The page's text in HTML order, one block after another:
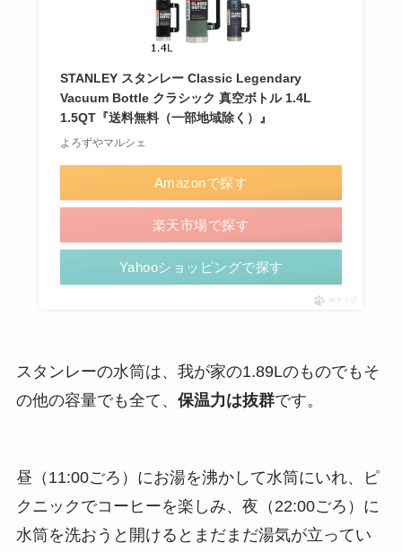
STANLEY スタンレー Classic Legendary
Vacuum Bottle クラシック 真空ボトル 1.4L
1.5QT『送料無料（一部地域除く）』
よろずやマルシェ
Amazonで探す
楽天市場で探す
Yahooショッピングで探す
ポチップ
スタンレーの水筒は、我が家の1.89Lのものでもそ
の他の容量でも全て、 保温力は抜群です。
昼（11:00ごろ）にお湯を沸かして水筒にいれ、ピ
クニックでコーヒーを楽しみ、夜（22:00ごろ）に
水筒を洗おうと開けるとまだまだ湯気が立ってい